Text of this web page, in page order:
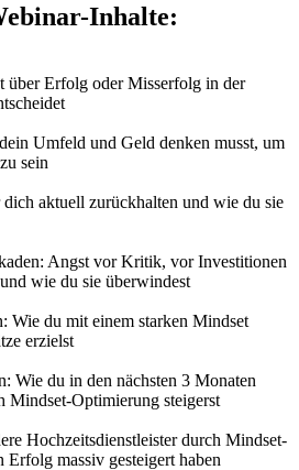
Inhalte:
über Erfolg oder Misserfolg in der
Umfeld und Geld denken musst, um
sein
aktuell zurückhalten und wie du sie
Angst vor Kritik, vor Investitionen
wie du sie überwindest
Wie du mit einem starken Mindset
erzielst
Wie du in den nächsten 3 Monaten
Mindset-Optimierung steigerst
Hochzeitsdienstleister durch Mindset-
Erfolg massiv gesteigert haben